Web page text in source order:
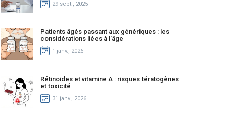
29 sept., 2025
Patients âgés passant aux génériques : les
considérations liées à l'âge
1 janv., 2026
Rétinoides et vitamine A : risques tératogènes
et toxicité
31 janv., 2026